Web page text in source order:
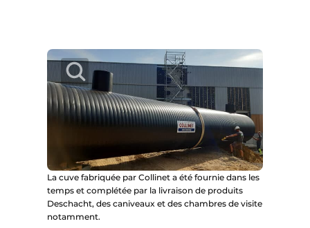
Travaux ferroviaires
La cuve fabriquée par Collinet a été fournie dans les
temps et complétée par la livraison de produits
Deschacht, des caniveaux et des chambres de visite
notamment.